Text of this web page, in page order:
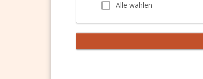
Alle wählen
Alle wählen